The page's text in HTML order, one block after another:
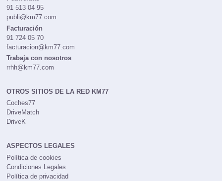
Publicidad
91 513 04 95
publi@km77.com
Facturación
91 724 05 70
facturacion@km77.com
Trabaja con nosotros
OTROS SITIOS DE LA RED KM77
Coches77
DriveMatch
ASPECTOS LEGALES
Política de cookies
Condiciones Legales